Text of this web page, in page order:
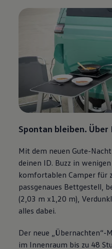
Spontan bleiben.
Mit dem neuen Gute-
deinen ID. Buzz in
komfortablen Camper für
passgenaues Bettgestell,
(2,03 m x1,20 m),
alles dabei.
Der neue „Übernachten“-
im Innenraum bis zu 48